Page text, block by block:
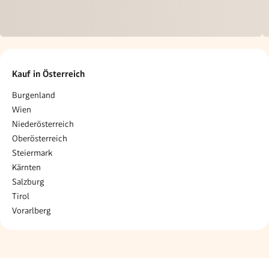
Kauf in Österreich
Burgenland
Wien
Niederösterreich
Oberösterreich
Steiermark
Kärnten
Salzburg
Tirol
Vorarlberg